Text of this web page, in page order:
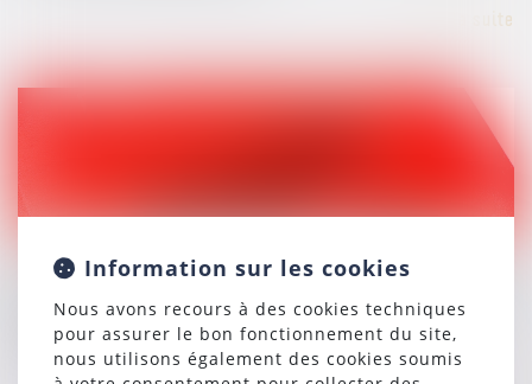
Lire la suite
En matière pénale, l'avocat doit impérativement utiliser
une adresse électronique conforme pour communiquer
avec la juridiction
Information sur les cookies
Nous avons recours à des cookies techniques
pour assurer le bon fonctionnement du site,
nous utilisons également des cookies soumis